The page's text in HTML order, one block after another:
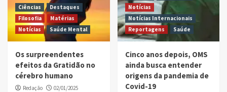
Ciências
Destaques
Filosofia
Matérias
Notícias
Saúde Mental
Os surpreendentes
efeitos da Gratidão no
cérebro humano
Redação 02/01/2025
Notícias
Notícias Internacionais
Reportagens
Saúde
Cinco anos depois, OMS
ainda busca entender
origens da pandemia de
Covid-19